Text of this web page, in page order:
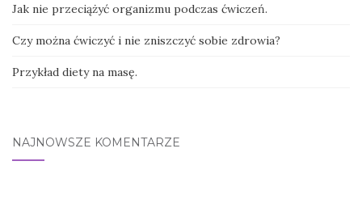
Jak nie przeciążyć organizmu podczas ćwiczeń.
Czy można ćwiczyć i nie zniszczyć sobie zdrowia?
Przykład diety na masę.
NAJNOWSZE KOMENTARZE